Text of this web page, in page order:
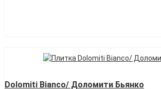
Dolomiti Bianco/ Доломити Бьянко